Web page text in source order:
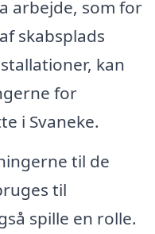
arbejde, som for
skabsplads
kan
for
i Svaneke.
til de
til
spille en rolle.